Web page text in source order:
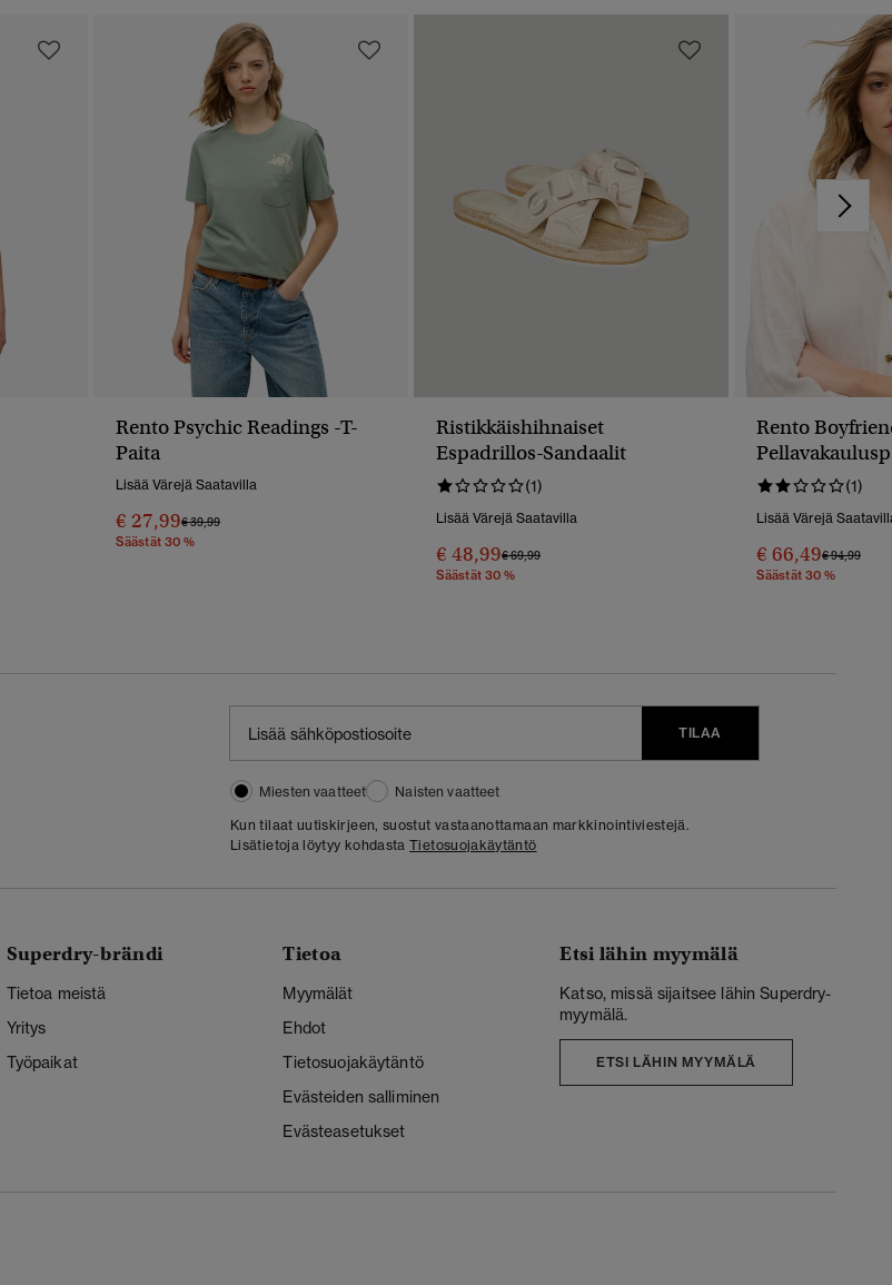
Rento Psychic Readings -T-
Paita
Lisää Värejä Saatavilla
€ 27,99Hinta Alennettu Hinnasta
€ 39,99Hintaan
Säästät 30 %
Ristikkäishihnaiset
Espadrillos-Sandaalit
(1)
Lisää Värejä Saatavilla
€ 48,99Hinta Alennettu Hinnasta
€ 69,99Hintaan
Säästät 30 %
Rento
(1)
Lisää Värejä
€ 66,49Hinta
€ 94,99
Säästät 30 %
TILAA
Miesten vaatteet
Naisten vaatteet
Kun tilaat uutiskirjeen, suostut vastaanottamaan markkinointiviestejä.
Lisätietoja löytyy kohdastaTietosuojakäytäntö
Superdry-brändi
Tietoa meistä
Yritys
Työpaikat
Tietoa
Myymälät
Ehdot
Tietosuojakäytäntö
Evästeiden salliminen
Evästeasetukset
Etsi lähin myymälä
Katso, missä sijaitsee lähin Superdry-
myymälä.
ETSI LÄHIN MYYMÄLÄ